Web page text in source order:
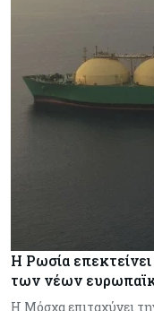
Η Ρωσία
των νέων
Η Μόσχα επιταχύνει